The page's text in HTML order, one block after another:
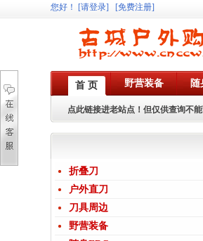
您好 ！ [请登录] [免费注册]
首 页 野营装备 随
点此链接进老站点！但仅供查询不
折叠刀
户外直刀
刀具周边
野营装备